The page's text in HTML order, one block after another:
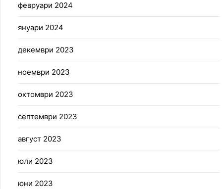
февруари 2024
януари 2024
декември 2023
ноември 2023
октомври 2023
септември 2023
август 2023
юли 2023
юни 2023